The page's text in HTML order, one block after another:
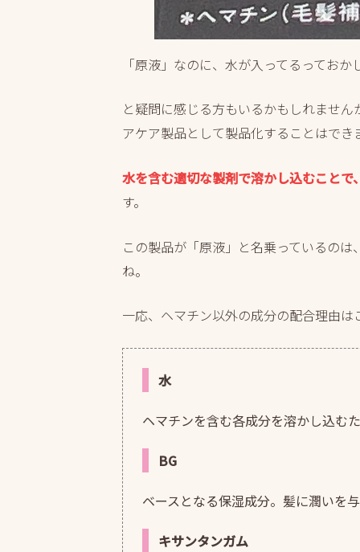
「原液」なのに、水が入ってるっておか
と疑問に感じる方もいるかもしれませ
アケア製品として製品化することはでき
水を含む適切な製剤で溶かし込むこと
す。
この製品が「原液」と名乗っているの
ね。
一応、ヘマチン以外の成分の配合理由は
水
ヘマチンを含む各成分を溶かし込む
BG
ベースとなる保湿成分。髪に潤いを
キサンタンガム